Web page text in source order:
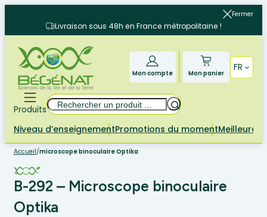
contenu
Fermer
Livraison sous 48h en France métropolitaine !
Mon compte Mon panier
FR
Produits
Rechercher
Niveau d’enseignementPromotions du momentMeilleures
Accueil/microscope binoculaire Optika
B-292 – Microscope binoculaire
Optika